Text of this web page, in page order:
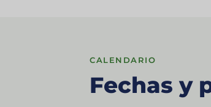
CALENDARIO
Fechas y